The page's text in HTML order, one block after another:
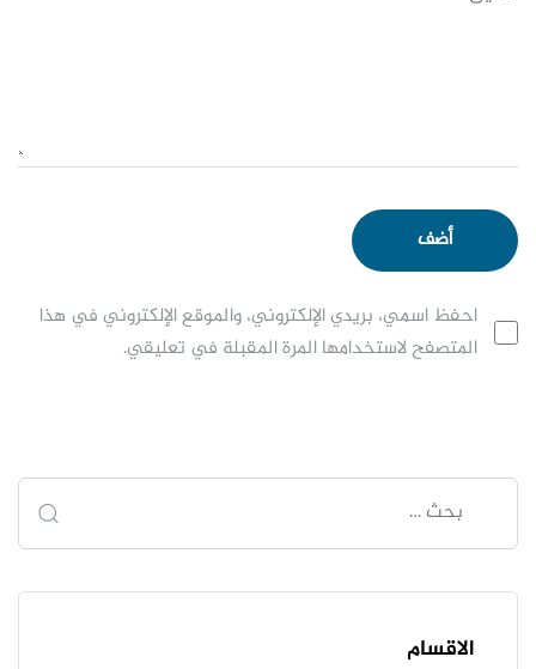
احفظ اسمي، بريدي الإلكتروني، والموقع الإلكتروني في هذا
المتصفح لاستخدامها المرة المقبلة في تعليقي.
الاقسام